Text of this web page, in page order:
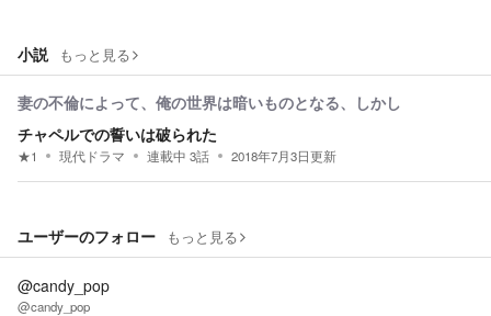
小説 もっと見る
妻の不倫によって、俺の世界は暗いものとなる、しかし
チャペルでの誓いは破られた
★1 現代ドラマ 連載中 3話 2018年7月3日更新
ユーザーのフォロー もっと見る
@candy_pop
@candy_pop